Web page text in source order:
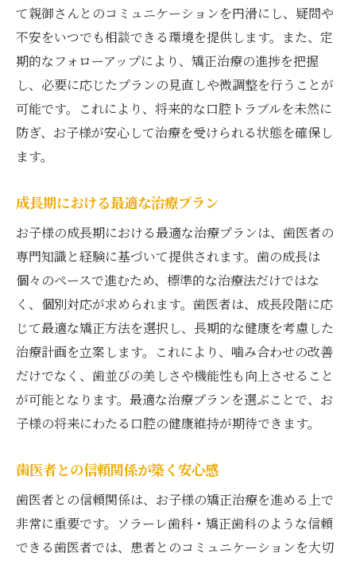
て親御さんとのコミュニケーションを円滑にし、疑問や
不安をいつでも相談できる環境を提供します。また、定
期的なフォローアップにより、矯正治療の進捗を把握
し、必要に応じたプランの見直しや微調整を行うことが
可能です。これにより、将来的な口腔トラブルを未然に
防ぎ、お子様が安心して治療を受けられる状態を確保し
ます。
成長期における最適な治療プラン
お子様の成長期における最適な治療プランは、歯医者の
専門知識と経験に基づいて提供されます。歯の成長は
個々のペースで進むため、標準的な治療法だけではな
く、個別対応が求められます。歯医者は、成長段階に応
じて最適な矯正方法を選択し、長期的な健康を考慮した
治療計画を立案します。これにより、噛み合わせの改善
だけでなく、歯並びの美しさや機能性も向上させること
が可能となります。最適な治療プランを選ぶことで、お
子様の将来にわたる口腔の健康維持が期待できます。
歯医者との信頼関係が築く安心感
歯医者との信頼関係は、お子様の矯正治療を進める上で
非常に重要です。ソラーレ歯科・矯正歯科のような信頼
できる歯医者では、患者とのコミュニケーションを大切